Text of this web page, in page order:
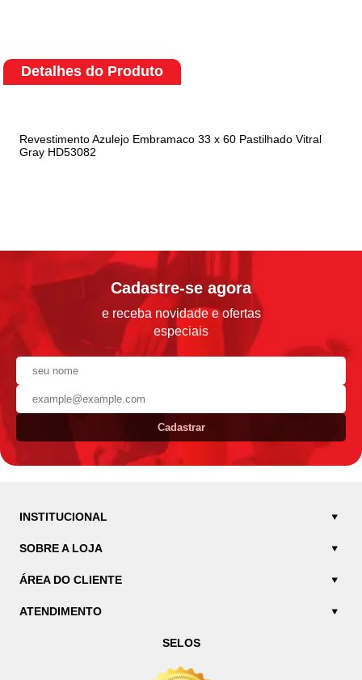
Detalhes do Produto
Revestimento Azulejo Embramaco 33 x 60 Pastilhado Vitral
Gray HD53082
Cadastre-se agora
e receba novidade e ofertas
especiais
Cadastrar
INSTITUCIONAL
SOBRE A LOJA
ÁREA DO CLIENTE
ATENDIMENTO
SELOS